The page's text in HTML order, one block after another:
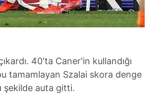
40'ta Caner'in kullandığı
tamamlayan Szalai skora denge
şekilde auta gitti.